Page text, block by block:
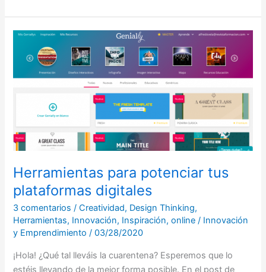
Herramientas para potenciar tus
plataformas digitales
3 comentarios /Creatividad, Design Thinking,
Herramientas, Innovación, Inspiración,online / Innovación
y Emprendimiento/03/28/2020
¡Hola! ¿Qué tal lleváis la cuarentena? Esperemos que lo
estéis llevando de la mejor forma posible. En el post de
Herramientas
potenciar
tus